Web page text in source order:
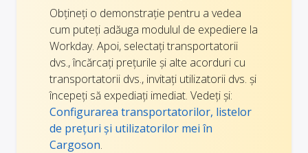
Obțineți o demonstrație pentru a vedea
cum puteți adăuga modulul de expediere la
Workday. Apoi, selectați transportatorii
dvs., încărcați prețurile și alte acorduri cu
transportatorii dvs., invitați utilizatorii dvs. și
începeți să expediați imediat. Vedeți și:
Configurarea transportatorilor, listelor
de prețuri și utilizatorilor mei în
Cargoson.